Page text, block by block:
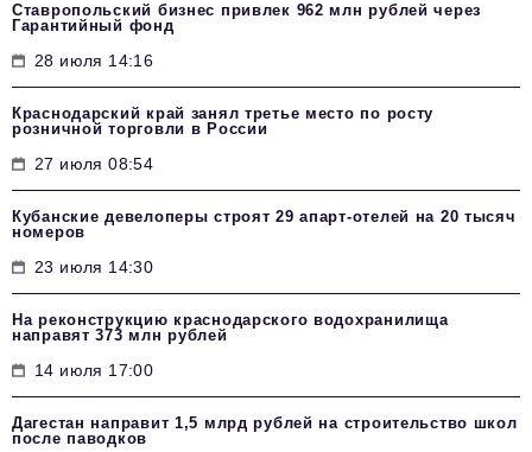
Ставропольский бизнес привлек 962 млн рублей через
Гарантийный фонд
28 июля 14:16
Краснодарский край занял третье место по росту
розничной торговли в России
27 июля 08:54
Кубанские девелоперы строят 29 апарт-отелей на 20 тысяч
номеров
23 июля 14:30
На реконструкцию краснодарского водохранилища
направят 373 млн рублей
14 июля 17:00
Дагестан направит 1,5 млрд рублей на строительство школ
после паводков